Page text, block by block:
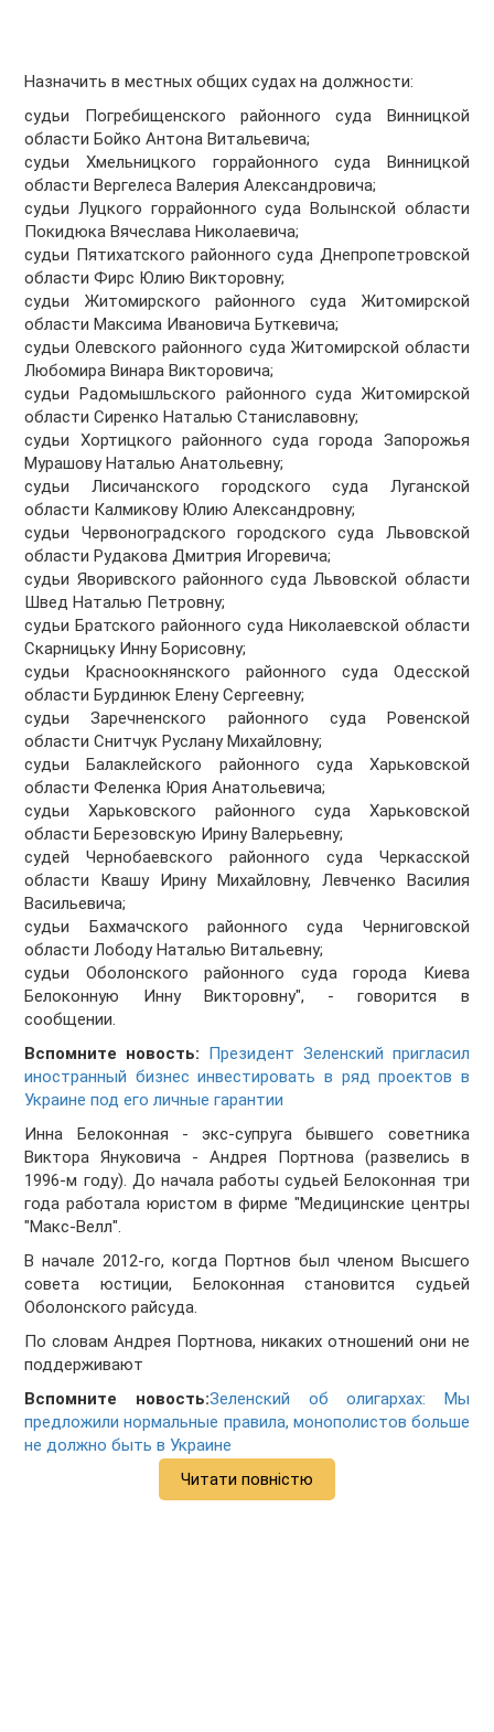
Назначить в местных общих судах на должности:
судьи Погребищенского районного суда Винницкой
области Бойко Антона Витальевича;
судьи Хмельницкого горрайонного суда Винницкой
области Вергелеса Валерия Александровича;
судьи Луцкого горрайонного суда Волынской области
Покидюка Вячеслава Николаевича;
судьи Пятихатского районного суда Днепропетровской
области Фирс Юлию Викторовну;
судьи Житомирского районного суда Житомирской
области Максима Ивановича Буткевича;
судьи Олевского районного суда Житомирской области
Любомира Винара Викторовича;
судьи Радомышльского районного суда Житомирской
области Сиренко Наталью Станиславовну;
судьи Хортицкого районного суда города Запорожья
Мурашову Наталью Анатольевну;
судьи Лисичанского городского суда Луганской
области Калмикову Юлию Александровну;
судьи Червоноградского городского суда Львовской
области Рудакова Дмитрия Игоревича;
судьи Яворивского районного суда Львовской области
Швед Наталью Петровну;
судьи Братского районного суда Николаевской области
Скарницьку Инну Борисовну;
судьи Красноокнянского районного суда Одесской
области Бурдинюк Елену Сергеевну;
судьи Заречненского районного суда Ровенской
области Снитчук Руслану Михайловну;
судьи Балаклейского районного суда Харьковской
области Феленка Юрия Анатольевича;
судьи Харьковского районного суда Харьковской
области Березовскую Ирину Валерьевну;
судей Чернобаевского районного суда Черкасской
области Квашу Ирину Михайловну, Левченко Василия
Васильевича;
судьи Бахмачского районного суда Черниговской
области Лободу Наталью Витальевну;
судьи Оболонского районного суда города Киева
Белоконную Инну Викторовну", - говорится в
сообщении.
Вспомните новость: Президент Зеленский пригласил
иностранный бизнес инвестировать в ряд проектов в
Украине под его личные гарантии
Инна Белоконная - экс-супруга бывшего советника
Виктора Януковича - Андрея Портнова (развелись в
1996-м году). До начала работы судьей Белоконная три
года работала юристом в фирме "Медицинские центры
"Макс-Велл".
В начале 2012-го, когда Портнов был членом Высшего
совета юстиции, Белоконная становится судьей
Оболонского райсуда.
По словам Андрея Портнова, никаких отношений они не
поддерживают
Вспомните новость:Зеленский об олигархах: Мы
предложили нормальные правила, монополистов больше
не должно быть в Украине
Читати повністю